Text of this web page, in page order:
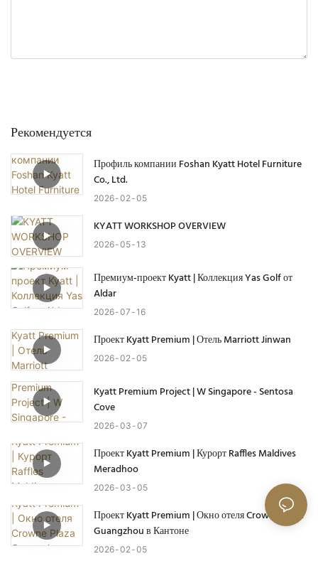
Рекомендуется
Профиль компании Foshan Kyatt Hotel Furniture
Co., Ltd.
2026 02 05
KYATT WORKSHOP OVERVIEW
2026 05 13
Премиум-проект Kyatt | Коллекция Yas Golf от
Aldar
2026 07 16
Проект Kyatt Premium | Отель Marriott Jinwan
2026 02 05
Kyatt Premium Project | W Singapore - Sentosa
Cove
2026 03 07
Проект Kyatt Premium | Курорт Raffles Maldives
Meradhoo
2026 03 05
Проект Kyatt Premium | Окно отеля Crowne Plaza
Guangzhou в Кантоне
2026 02 05